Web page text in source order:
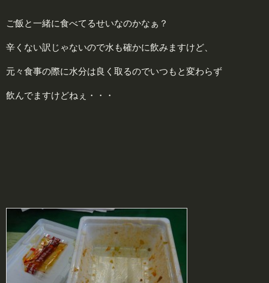
ご飯と一緒に食べてるせいなのかなぁ？
辛くない訳じゃないので水も確かに飲みますけど、
元々食事の際に水分は良く取るのでいつもと変わらず
飲んでますけどねぇ・・・